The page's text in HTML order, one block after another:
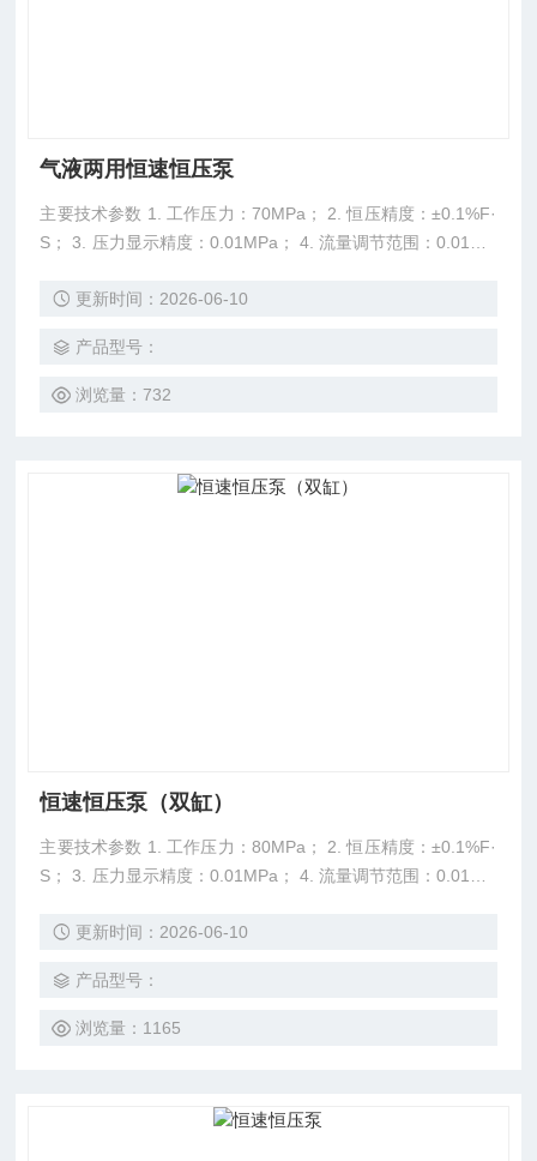
气液两用恒速恒压泵
主要技术参数 1. 工作压力：70MPa； 2. 恒压精度：±0.1%F·
S； 3. 压力显示精度：0.01MPa； 4. 流量调节范围：0.01～4
20V,50Hz 7. 电源功率：0.8Kw 特点 高压恒速恒压泵由控制器
式
更新时间：2026-06-10
产品型号：
浏览量：732
恒速恒压泵（双缸）
主要技术参数 1. 工作压力：80MPa； 2. 恒压精度：±0.1%F·
S； 3. 压力显示精度：0.01MPa； 4. 流量调节范围：0.01～1
220V,50Hz 7. 电源功率：1500w 高压恒速恒压泵由控制器和
更新时间：2026-06-10
产品型号：
浏览量：1165